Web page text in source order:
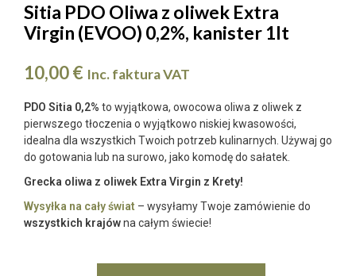
Sitia PDO Oliwa z oliwek Extra
Virgin (EVOO) 0,2%, kanister 1lt
10,00€ Inc. faktura VAT
PDO Sitia 0,2% to wyjątkowa, owocowa oliwa z oliwek z
pierwszego tłoczenia o wyjątkowo niskiej kwasowości,
idealna dla wszystkich Twoich potrzeb kulinarnych. Używaj go
do gotowania lub na surowo, jako komodę do sałatek.
Grecka oliwa z oliwek Extra Virgin z Krety!
Wysyłka na cały świat – wysyłamy Twoje zamówienie do
wszystkich krajówna całym świecie!